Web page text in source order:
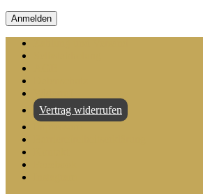
Vertrag widerrufen